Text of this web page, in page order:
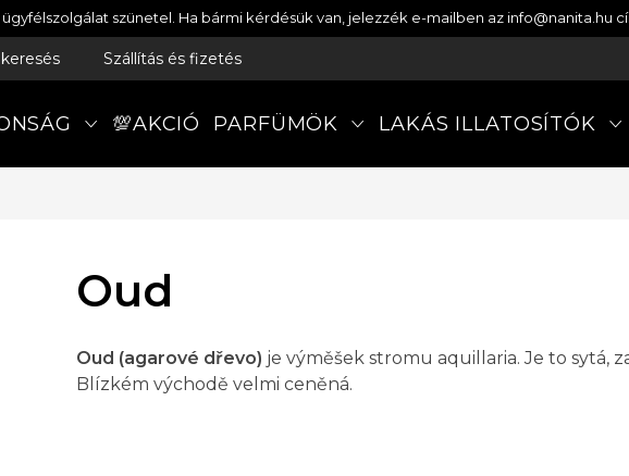
szünetel. Ha bármi kérdésük van, jelezzék e-mailben az info@nanita.hu
Szállítás és fizetés
💯AKCIÓ PARFÜMÖK LAKÁS ILLATOSÍTÓK
Oud
Oud (agarové dřevo) je výměšek stromu aquillaria. Je to sytá,
Blízkém východě velmi ceněná.